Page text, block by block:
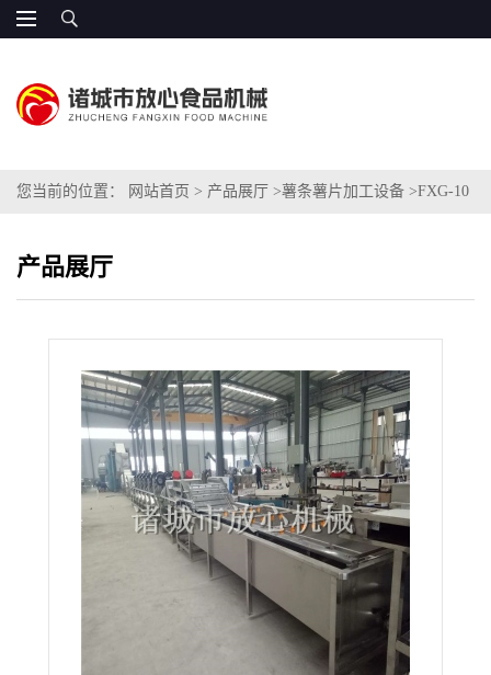
您当前的位置： 网站首页 > 产品展厅 >薯条薯片加工设备 >FXG-10
产品展厅